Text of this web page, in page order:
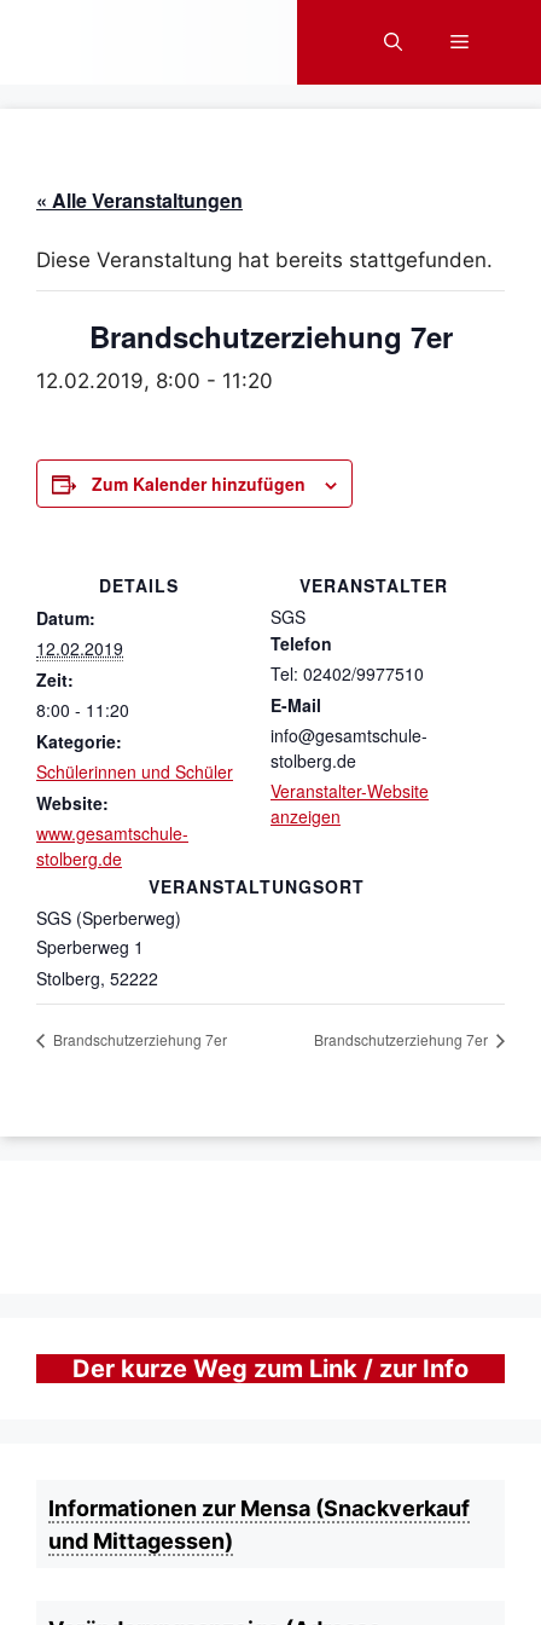
Menü
« Alle Veranstaltungen
Diese Veranstaltung hat bereits stattgefunden.
Brandschutzerziehung 7er
12.02.2019, 8:00 - 11:20
Zum Kalender hinzufügen
DETAILS
Datum:
12.02.2019
Zeit:
8:00 - 11:20
Kategorie:
Schülerinnen und Schüler
Website:
www.gesamtschule-
stolberg.de
VERANSTALTUNGSORT
SGS (Sperberweg)
Sperberweg 1
Stolberg, 52222
VERANSTALTER
SGS
Telefon
Tel: 02402/9977510
E-Mail
info@gesamtschule-
stolberg.de
Veranstalter-Website
anzeigen
Brandschutzerziehung 7er Brandschutzerziehung 7er
Der kurze Weg zum Link / zur Info
Informationen zur Mensa (Snackverkauf
und Mittagessen)